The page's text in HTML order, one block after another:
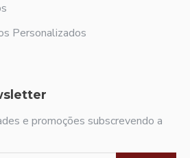
Personalizados
e promoções subscrevendo a